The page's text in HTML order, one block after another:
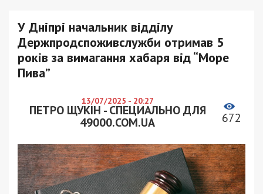
У Дніпрі начальник відділу
Держпродспоживслужби отримав 5
років за вимагання хабаря від “Море
Пива”
13/07/2025 - 20:27
ПЕТРО ЩУКІН - СПЕЦИАЛЬНО ДЛЯ
49000.COM.UA
672